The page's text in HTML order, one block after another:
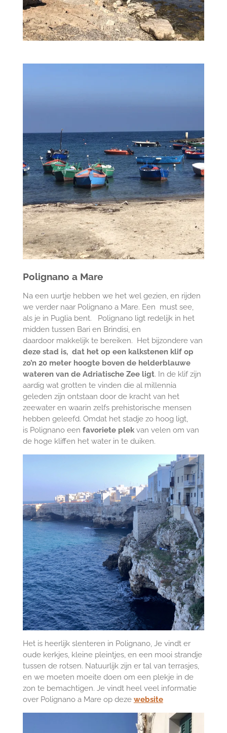
Polignano a Mare
Na een uurtje hebben we het wel gezien, en rijden
we verder naar Polignano a Mare. Een must see,
als je in Puglia bent.
Polignano ligt redelijk in het
midden tussen Bari en Brindisi, en
daardoor makkelijk te bereiken. Het bijzondere van
deze stad is, dat het op een kalkstenen klif op
zo’n 20 meter hoogte boven de helderblauwe
wateren van de Adriatische Zee ligt. In de klif zijn
aardig wat grotten te vinden die al millennia
geleden zijn ontstaan door de kracht van het
zeewater en waarin zelfs prehistorische mensen
hebben geleefd. Omdat het stadje zo hoog ligt,
is Polignano een favoriete plekvan velen om van
de hoge kliffen het water in te duiken.
Het is heerlijk slenteren in Polignano, Je vindt er
oude kerkjes, kleine pleintjes, en een mooi strandje
tussen de rotsen. Natuurlijk zijn er tal van terrasjes,
en we moeten moeite doen om een plekje in de
zon te bemachtigen. Je vindt heel veel informatie
over Polignano a Mare op deze website